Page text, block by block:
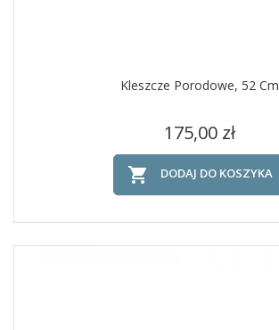
Kleszcze Porodowe, 52 Cm
Cena
175,00 zł
 DODAJ DO KOSZYKA